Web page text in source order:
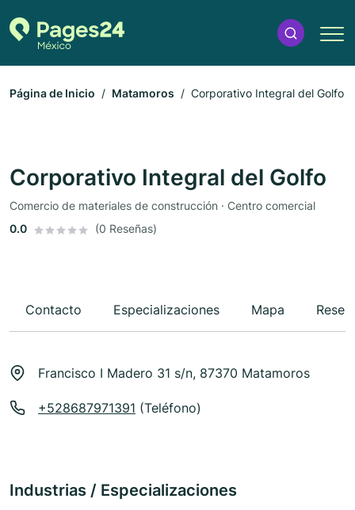
Página de Inicio Matamoros Corporativo Integral del Golfo
Corporativo Integral del Golfo
Comercio de materiales de construcción · Centro comercial
0.0
(0 Reseñas)
Contacto Especializaciones Mapa
Francisco I Madero 31 s/n, 87370 Matamoros
+528687971391 (Teléfono)
Industrias / Especializaciones